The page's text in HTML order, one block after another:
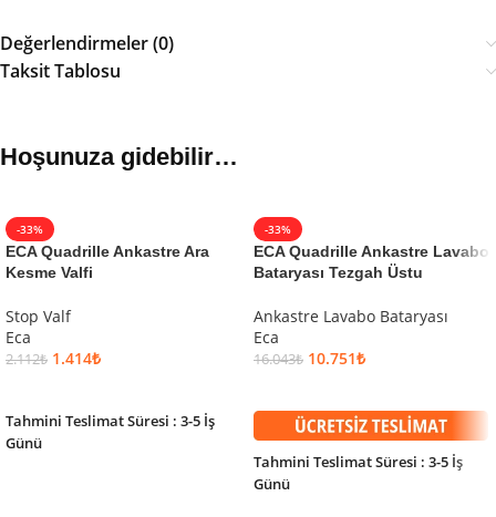
Değerlendirmeler (0)
Taksit Tablosu
Hoşunuza gidebilir…
-33%
ECA Quadrille Ankastre Ara
Kesme Valfi
Stop Valf
Eca
2.112₺ 1.414₺
Tahmini Teslimat Süresi : 3-5 İş
Günü
-33%
ECA Quadrille Ankastre Lavabo
Bataryası Tezgah Üstu
Ankastre Lavabo Bataryası
Eca
16.043₺ 10.751₺
Tahmini Teslimat Süresi : 3-5 İş
Günü